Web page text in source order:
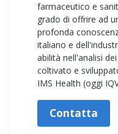
farmaceutico e
grado di offrire ad
profonda
italiano e
abilità nell'analisi
coltivato e
IMS Health (oggi
Contatta